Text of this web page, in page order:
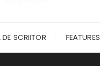
SCRIITOR FEATURES